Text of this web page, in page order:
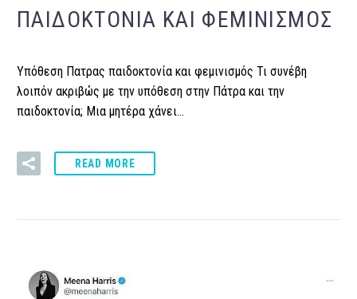
ΠΑΙΔΟΚΤΟΝΊΑ ΚΑΙ ΦΕΜΙΝΙΣΜΌΣ
Υπόθεση Πατρας παιδοκτονία και φεμινισμός Τι συνέβη
λοιπόν ακριβώς με την υπόθεση στην Πάτρα και την
παιδοκτονία; Μια μητέρα χάνει…
READ MORE